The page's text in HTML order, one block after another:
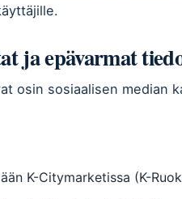
ja epävarmat
osin sosiaalisen median
K-Citymarketissa (K-